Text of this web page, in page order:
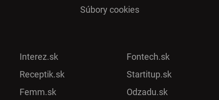
Súbory cookies
Interez.sk
Receptik.sk
Femm.sk
Fontech.sk
Startitup.sk
Odzadu.sk